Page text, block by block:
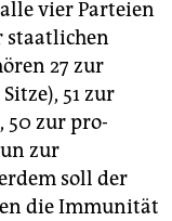
vier Parteien
staatlichen
27 zur
51 zur
50 zur pro-
zur
soll der
die Immunität